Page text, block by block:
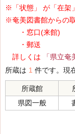
※「状態」 が「在架
※奄美図書館からの
・窓口(来館)
・郵送 ・
詳しくは
「県立
所蔵は 1 件です。現
所蔵館
県図一般